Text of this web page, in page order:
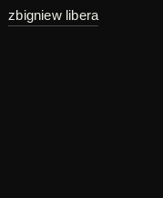
zbigniew libera